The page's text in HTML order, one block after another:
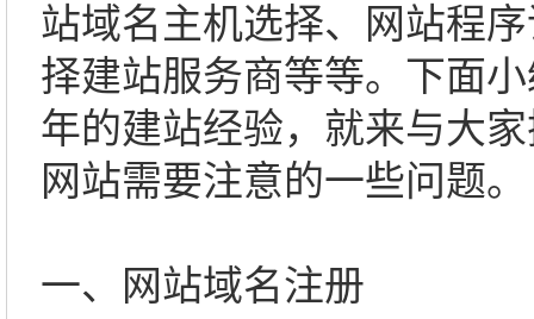
站域名主机选择、网站程
择建站服务商等等。下面
年的建站经验，就来与大
网站需要注意的一些问题。
一、网站域名注册